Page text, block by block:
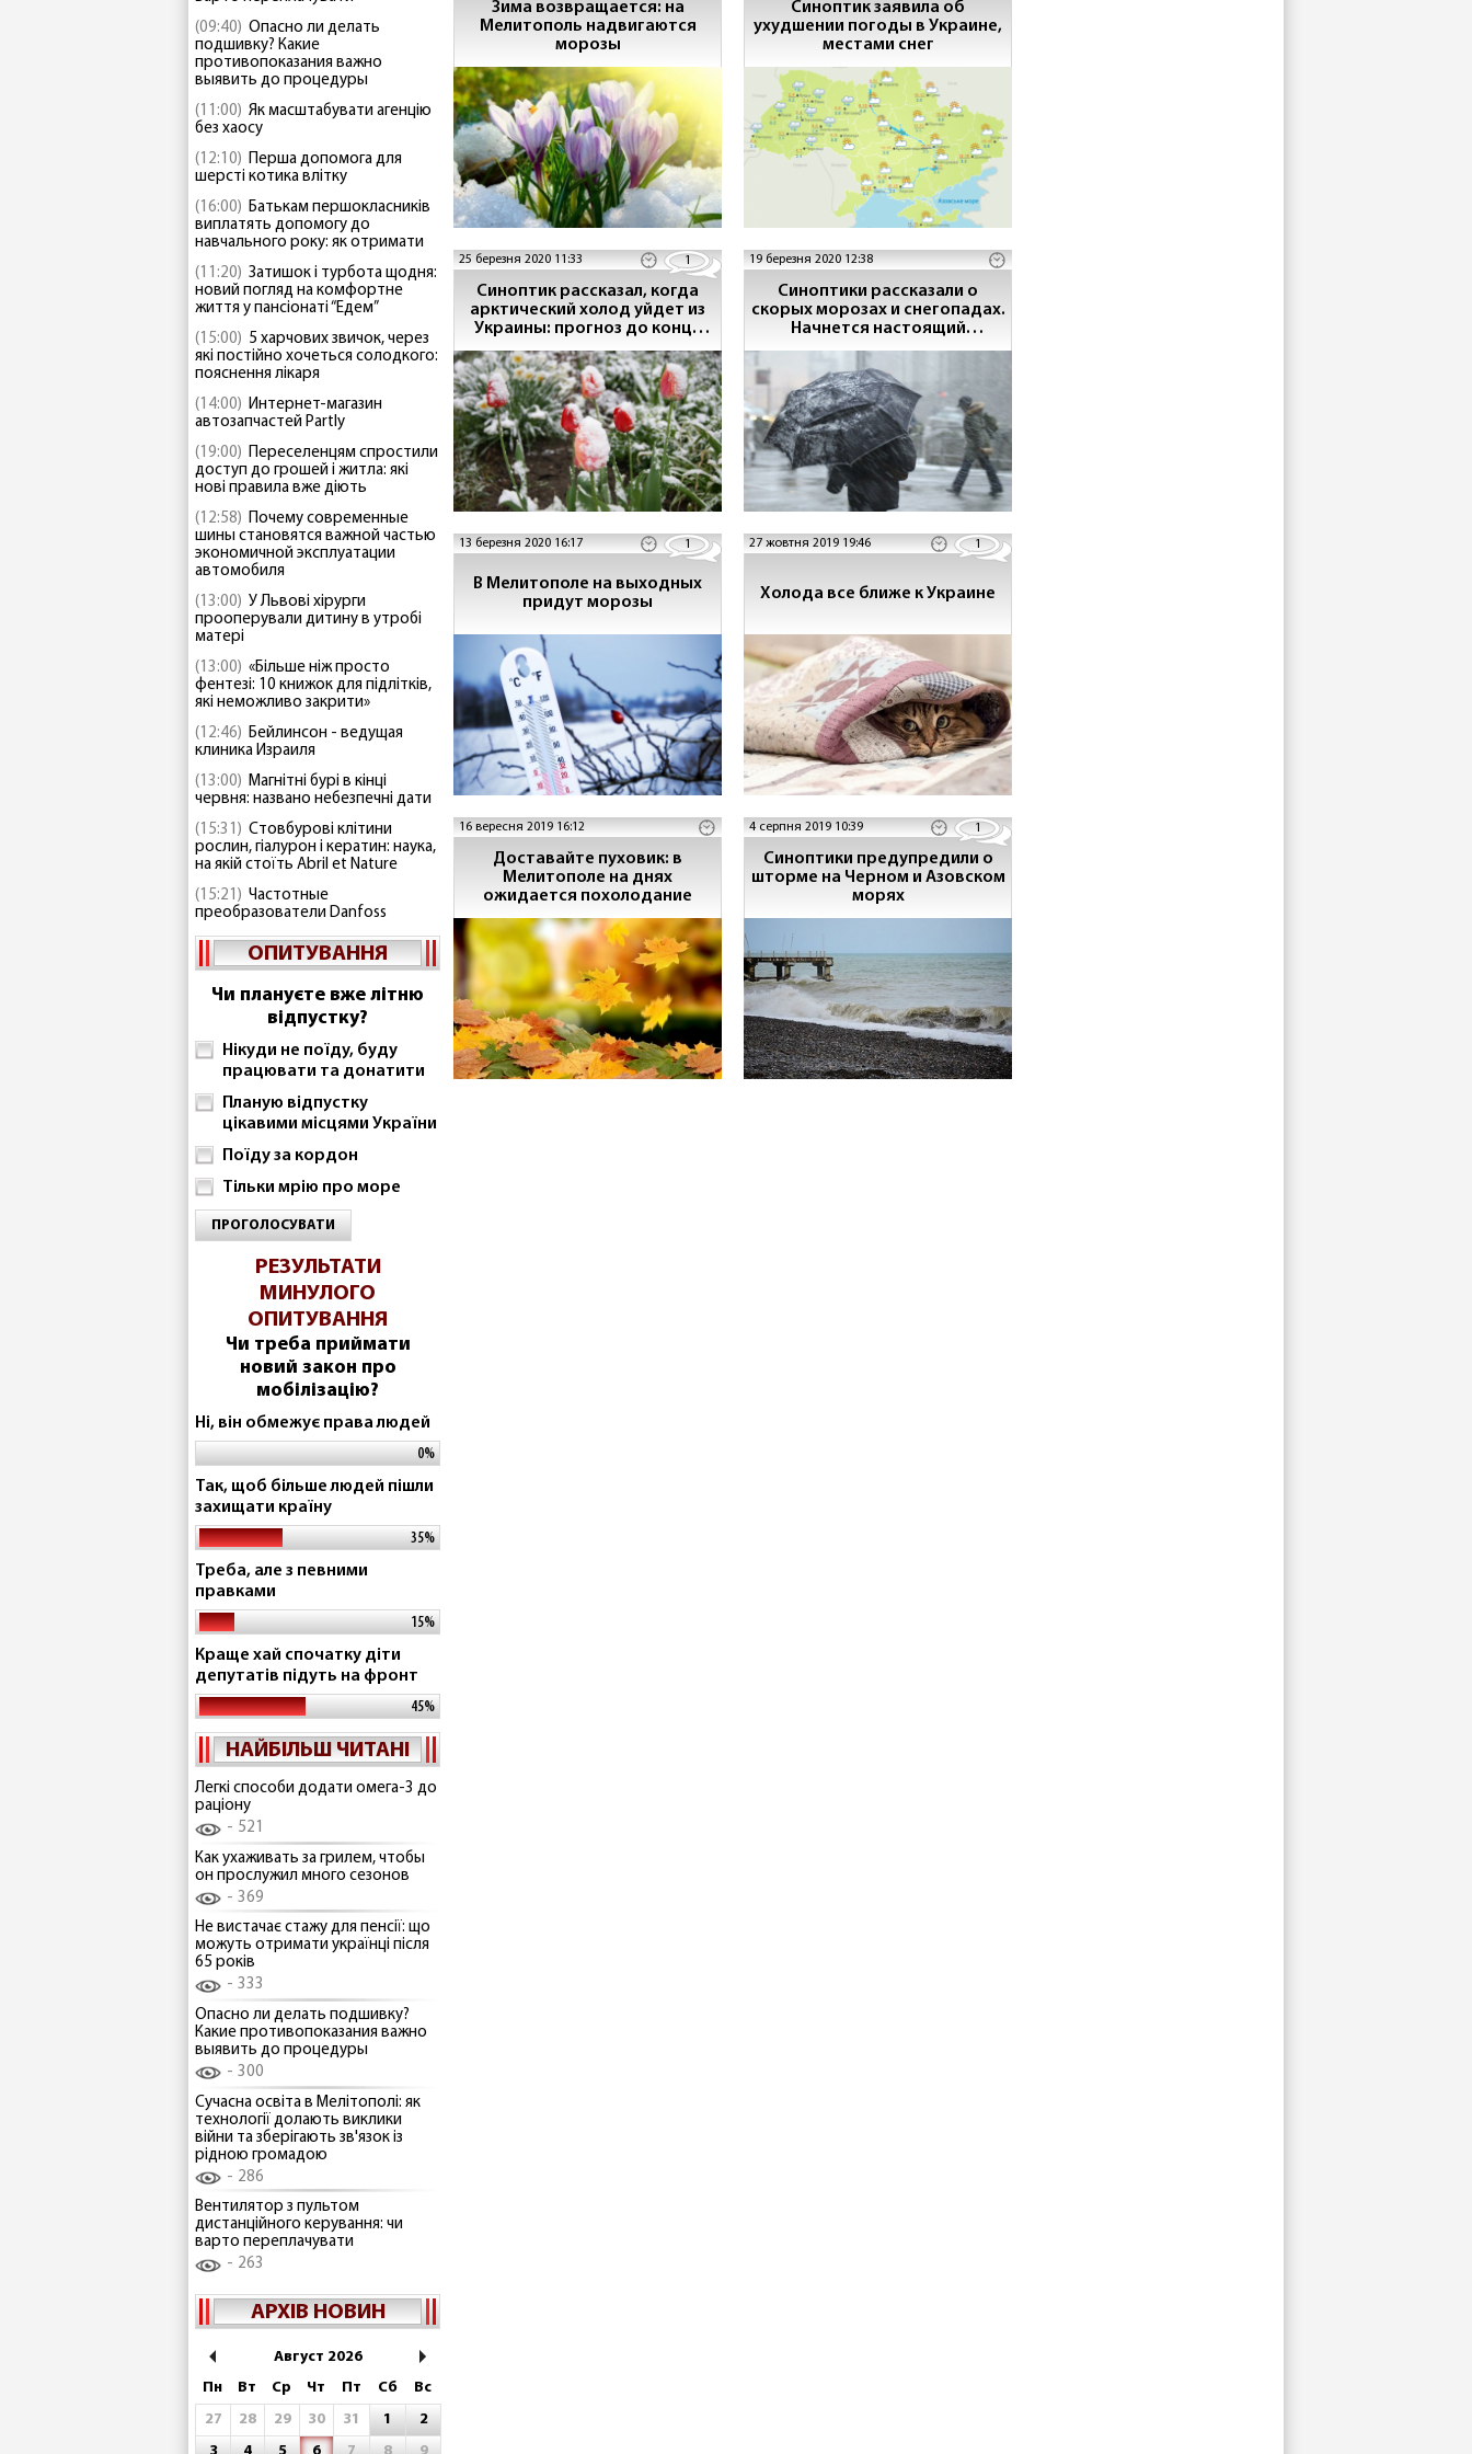
(09:40) Опасно ли делать
подшивку? Какие
противопоказания важно
выявить до процедуры
(11:00) Як масштабувати агенцію
без хаосу
(12:10) Перша допомога для
шерсті котика влітку
(16:00) Батькам першокласників
виплатять допомогу до
навчального року: як отримати
(11:20) Затишок і турбота щодня:
новий погляд на комфортне
життя у пансіонаті “Едем”
(15:00) 5 харчових звичок, через
які постійно хочеться солодкого:
пояснення лікаря
(14:00) Интернет-магазин
автозапчастей Partly
(19:00) Переселенцям спростили
доступ до грошей і житла: які
нові правила вже діють
(12:58) Почему современные
шины становятся важной частью
экономичной эксплуатации
автомобиля
(13:00) У Львові хірурги
прооперували дитину в утробі
матері
(13:00) «Більше ніж просто
фентезі: 10 книжок для підлітків,
які неможливо закрити»
(12:46) Бейлинсон - ведущая
клиника Израиля
(13:00) Магнітні бурі в кінці
червня: названо небезпечні дати
(15:31) Стовбурові клітини
рослин, гіалурон і кератин: наука,
на якій стоїть Abril et Nature
(15:21) Частотные
преобразователи Danfoss
ОПИТУВАННЯ
Чи плануєте вже літню
відпустку?
Нікуди не поїду, буду
працювати та донатити
Планую відпустку
цікавими місцями України
Поїду за кордон
Тільки мрію про море
ПРОГОЛОСУВАТИ
РЕЗУЛЬТАТИ
МИНУЛОГО
ОПИТУВАННЯ
Чи треба приймати
новий закон про
мобілізацію?
Ні, він обмежує права людей
0%
Так, щоб більше людей пішли
захищати країну
35%
Треба, але з певними
правками
15%
Краще хай спочатку діти
депутатів підуть на фронт
45%
НАЙБІЛЬШ ЧИТАНІ
Легкі способи додати омега-3 до
раціону
521
Как ухаживать за грилем, чтобы
он прослужил много сезонов
369
Не вистачає стажу для пенсії: що
можуть отримати українці після
65 років
333
Опасно ли делать подшивку?
Какие противопоказания важно
выявить до процедуры
300
Сучасна освіта в Мелітополі: як
технології долають виклики
війни та зберігають зв'язок із
рідною громадою
286
Вентилятор з пультом
дистанційного керування: чи
варто переплачувати
263
АРХІВ НОВИН
Август 2026
Пн
Вт Ср Чт Пт Сб
Вс
27
28 29 30 31 1
2
Зима возвращается: на
Мелитополь надвигаются
морозы
Синоптик заявила об
ухудшении погоды в Украине,
местами снег
25 березня 2020 11:33 1
Синоптик рассказал, когда
арктический холод уйдет из
Украины: прогноз до конца
марта
19 березня 2020 12:38
Синоптики рассказали о
скорых морозах и снегопадах.
Начнется настоящий
ледниковый период
13 березня 2020 16:17 1
В Мелитополе на выходных
придут морозы
27 жовтня 2019 19:46 1
Холода все ближе к Украине
16 вересня 2019 16:12
Доставайте пуховик: в
Мелитополе на днях
ожидается похолодание
4 серпня 2019 10:39 1
Синоптики предупредили о
шторме на Черном и Азовском
морях